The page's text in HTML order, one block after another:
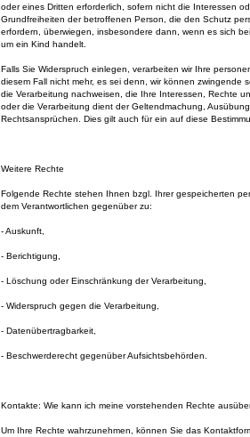
oder eines Dritten erforderlich, sofern nicht die Interessen
Grundfreiheiten der betroffenen Person, die den Schutz
erfordern, überwiegen, insbesondere dann, wenn es sich
um ein Kind handelt.
Falls Sie Widerspruch einlegen, verarbeiten wir Ihre
diesem Fall nicht mehr, es sei denn, wir können zwingende
die Verarbeitung nachweisen, die Ihre Interessen, Rechte
oder die Verarbeitung dient der Geltendmachung,
Rechtsansprüchen. Dies gilt auch für ein auf diese
Weitere Rechte
Folgende Rechte stehen Ihnen bzgl. Ihrer gespeicherten
dem Verantwortlichen gegenüber zu:
- Auskunft,
- Berichtigung,
- Löschung oder Einschränkung der Verarbeitung,
- Widerspruch gegen die Verarbeitung,
- Datenübertragbarkeit,
- Beschwerderecht gegenüber Aufsichtsbehörden.
Kontakte: Wie kann ich meine vorstehenden Rechte
Um Ihre Rechte wahrzunehmen, können Sie das